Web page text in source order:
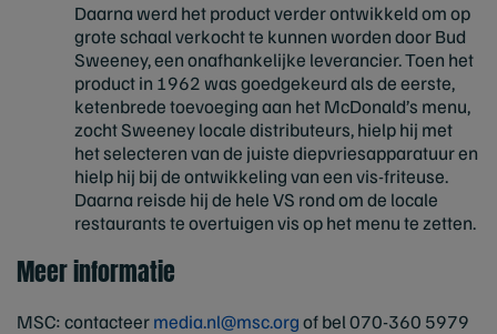
Daarna werd het product verder ontwikkeld om op
grote schaal verkocht te kunnen worden door Bud
Sweeney, een onafhankelijke leverancier. Toen het
product in 1962 was goedgekeurd als de eerste,
ketenbrede toevoeging aan het McDonald’s menu,
zocht Sweeney locale distributeurs, hielp hij met
het selecteren van de juiste diepvriesapparatuur en
hielp hij bij de ontwikkeling van een vis-friteuse.
Daarna reisde hij de hele VS rond om de locale
restaurants te overtuigen vis op het menu te zetten.
Meer informatie
MSC: contacteermedia.nl@msc.orgof bel 070-360 5979